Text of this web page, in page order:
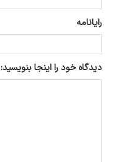
رایانامه
دیدگاه خود را اینجا بنویسید: